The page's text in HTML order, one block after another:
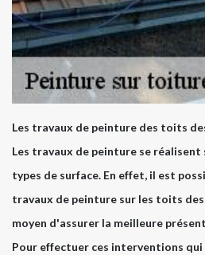
Les travaux de peinture des toits
Les travaux de peinture se
types de surface. En effet, il est
travaux de peinture sur les toits
moyen d'assurer la meilleure
Pour effectuer ces interventions